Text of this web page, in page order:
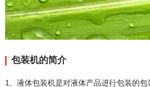
包装机的简介
1、液体包装机是对液体产品进行包装的